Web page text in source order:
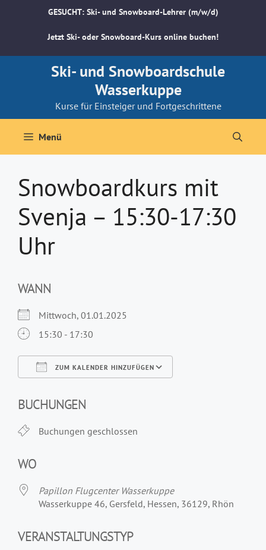
GESUCHT: Ski- und Snowboard-Lehrer (m/w/d)
Jetzt Ski- oder Snowboard-Kurs online buchen!
Ski- und Snowboardschule
Wasserkuppe
Kurse für Einsteiger und Fortgeschrittene
Menü
Snowboardkurs mit
Svenja – 15:30-17:30
Uhr
WANN
Mittwoch, 01.01.2025
15:30 - 17:30
ZUM KALENDER HINZUFÜGEN
BUCHUNGEN
Buchungen geschlossen
WO
Papillon Flugcenter Wasserkuppe
Wasserkuppe 46, Gersfeld, Hessen, 36129, Rhön
VERANSTALTUNGSTYP